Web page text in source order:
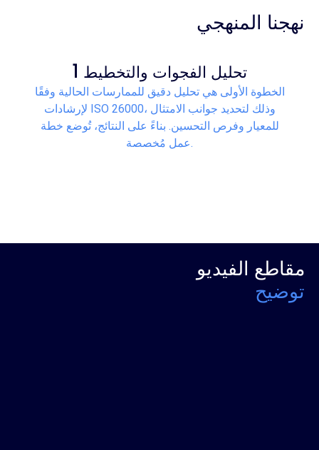
نهجنا المنهجي
1 تحليل الفجوات والتخطيط
الخطوة الأولى هي تحليل دقيق للممارسات الحالية وفقًا
لإرشادات ISO 26000، وذلك لتحديد جوانب الامتثال
للمعيار وفرص التحسين. بناءً على النتائج، تُوضع خطة
عمل مُخصصة.
مقاطع الفيديو
توضيح